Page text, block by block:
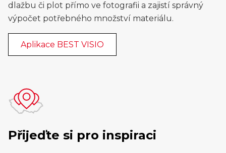
dlažbu či plot přímo ve fotografii a zajistí správný
výpočet potřebného množství materiálu.
Aplikace BEST VISIO
Přijeďte si pro inspiraci